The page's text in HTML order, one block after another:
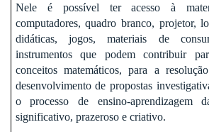
Nele é possível ter acesso à
computadores, quadro branco, projetor,
didáticas, jogos, materiais de
instrumentos que podem contribuir
conceitos matemáticos, para a
desenvolvimento de propostas
o processo de ensino-aprendizagem
significativo, prazeroso e criativo.